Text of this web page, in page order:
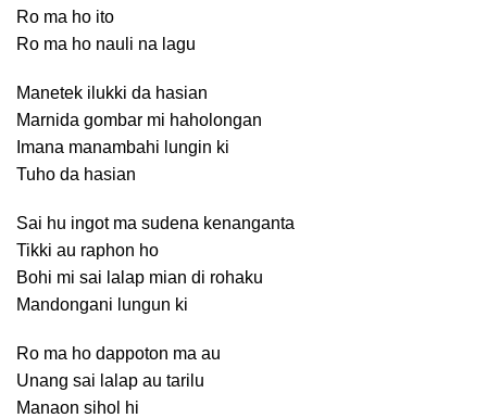
Ro ma ho ito
Ro ma ho nauli na lagu
Manetek ilukki da hasian
Marnida gombar mi haholongan
Imana manambahi lungin ki
Tuho da hasian
Sai hu ingot ma sudena kenanganta
Tikki au raphon ho
Bohi mi sai lalap mian di rohaku
Mandongani lungun ki
Ro ma ho dappoton ma au
Unang sai lalap au tarilu
Manaon sihol hi